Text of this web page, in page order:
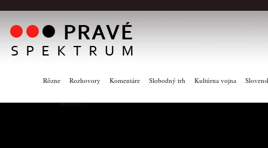
Rôzne Rozhovory Komentáre Slobodný trh Kultúrna vojna